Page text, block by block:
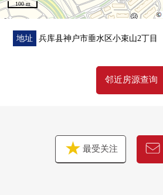
100 m
地址 兵库县神户市垂水区小束山2丁目
邻近房源查询
最受关注